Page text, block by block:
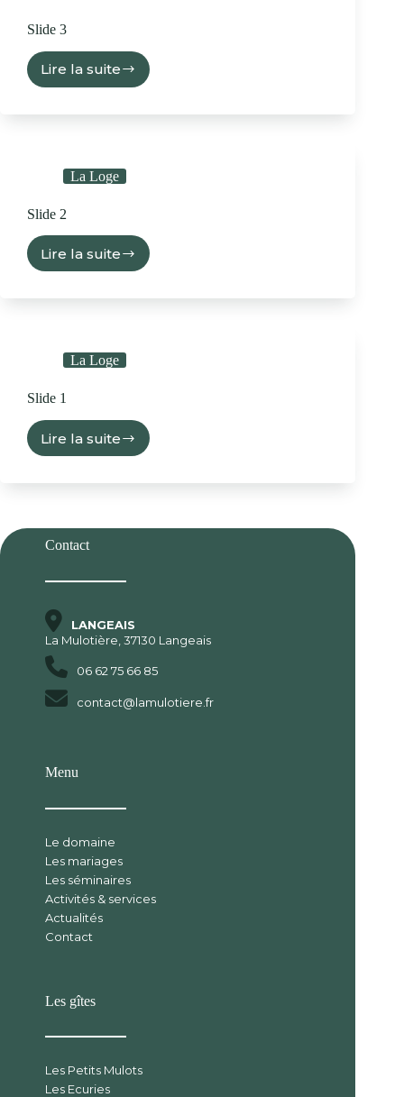
Slide 3
Lire la suite
La Loge
Slide 2
Lire la suite
La Loge
Slide 1
Lire la suite
Contact
LANGEAIS
La Mulotière, 37130 Langeais
06 62 75 66 85
contact@lamulotiere.fr
Menu
Le domaine
Les mariages
Les séminaires
Activités & services
Actualités
Contact
Les gîtes
Les Petits Mulots
Les Ecuries